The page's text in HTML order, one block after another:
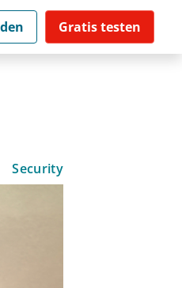
Gratis testen
Security